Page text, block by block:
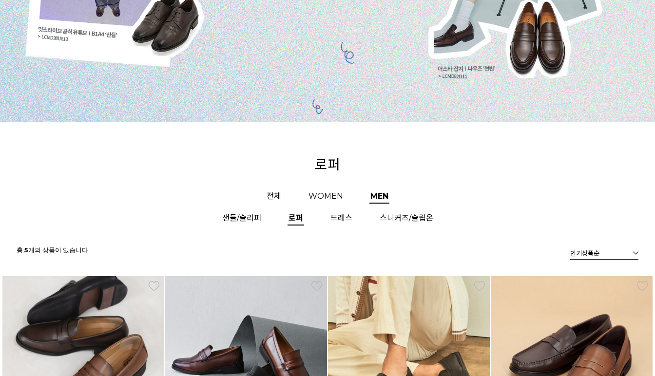
로퍼
전체 WOMEN MEN
샌들/슬리퍼 로퍼 드레스 스니커즈/슬립온
총 5개의 상품이 있습니다.